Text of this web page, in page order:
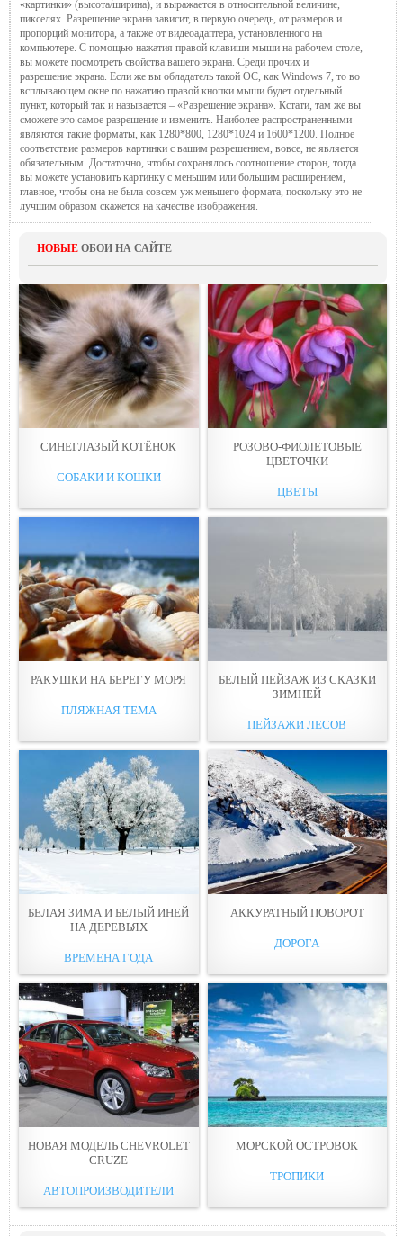
«картинки» (высота/ширина), и выражается в относительной величине,
пикселях. Разрешение экрана зависит, в первую очередь, от размеров и
пропорций монитора, а также от видеоадаптера, установленного на
компьютере. С помощью нажатия правой клавиши мыши на рабочем столе,
вы можете посмотреть свойства вашего экрана. Среди прочих и
разрешение экрана. Если же вы обладатель такой ОС, как Windows 7, то во
всплывающем окне по нажатию правой кнопки мыши будет отдельный
пункт, который так и называется – «Разрешение экрана». Кстати, там же вы
сможете это самое разрешение и изменить. Наиболее распространенными
являются такие форматы, как 1280*800, 1280*1024 и 1600*1200. Полное
соответствие размеров картинки с вашим разрешением, вовсе, не является
обязательным. Достаточно, чтобы сохранялось соотношение сторон, тогда
вы можете установить картинку с меньшим или большим расширением,
главное, чтобы она не была совсем уж меньшего формата, поскольку это не
лучшим образом скажется на качестве изображения.
НОВЫЕ ОБОИ НА САЙТЕ
СИНЕГЛАЗЫЙ КОТЁНОК
СОБАКИ И КОШКИ
РОЗОВО-ФИОЛЕТОВЫЕ
ЦВЕТОЧКИ
ЦВЕТЫ
РАКУШКИ НА БЕРЕГУ МОРЯ
ПЛЯЖНАЯ ТЕМА
БЕЛЫЙ ПЕЙЗАЖ ИЗ СКАЗКИ
ЗИМНЕЙ
ПЕЙЗАЖИ ЛЕСОВ
БЕЛАЯ ЗИМА И БЕЛЫЙ ИНЕЙ
НА ДЕРЕВЬЯХ
ВРЕМЕНА ГОДА
АККУРАТНЫЙ ПОВОРОТ
ДОРОГА
НОВАЯ МОДЕЛЬ CHEVROLET
CRUZE
АВТОПРОИЗВОДИТЕЛИ
МОРСКОЙ ОСТРОВОК
ТРОПИКИ